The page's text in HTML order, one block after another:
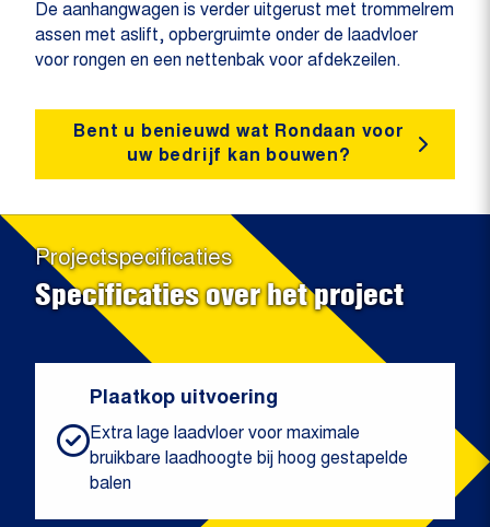
De aanhangwagen is verder uitgerust met trommelrem
assen met aslift, opbergruimte onder de laadvloer
voor rongen en een nettenbak voor afdekzeilen.
Bent u benieuwd wat Rondaan voor
uw bedrijf kan bouwen?
Projectspecificaties
Specificaties over het project
Plaatkop uitvoering
Extra lage laadvloer voor maximale
bruikbare laadhoogte bij hoog gestapelde
balen